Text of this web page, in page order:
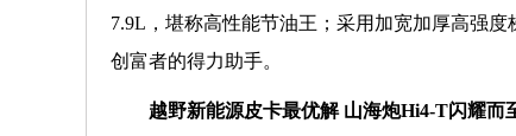
7.9L，堪称高性能节油王；采用加宽加厚高强
创富者的得力助手。
越野新能源皮卡最优解 山海炮Hi4-T闪耀而